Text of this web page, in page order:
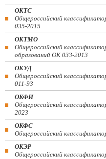
ОКТС
Общероссийский
035-2015
ОКТМО
Общероссийский
образований ОК 033-2013
ОКУД
Общероссийский
011-93
ОКФИ
Общероссийский
2023
ОКФС
Общероссийский
ОКЭР
Общероссийский